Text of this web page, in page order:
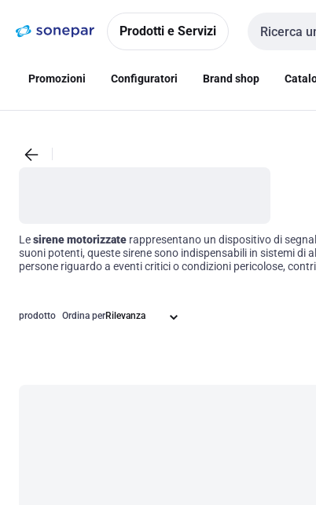
navigazionealla
Prodotti e Servizi
Cerca input
Promozioni Configuratori Brand shop
Lesirene motorizzate rappresentano un dispositivo di
suoni potenti, queste sirene sono indispensabili in sistemi di
persone riguardo a eventi critici o condizioni pericolose,
prodotto Ordina per